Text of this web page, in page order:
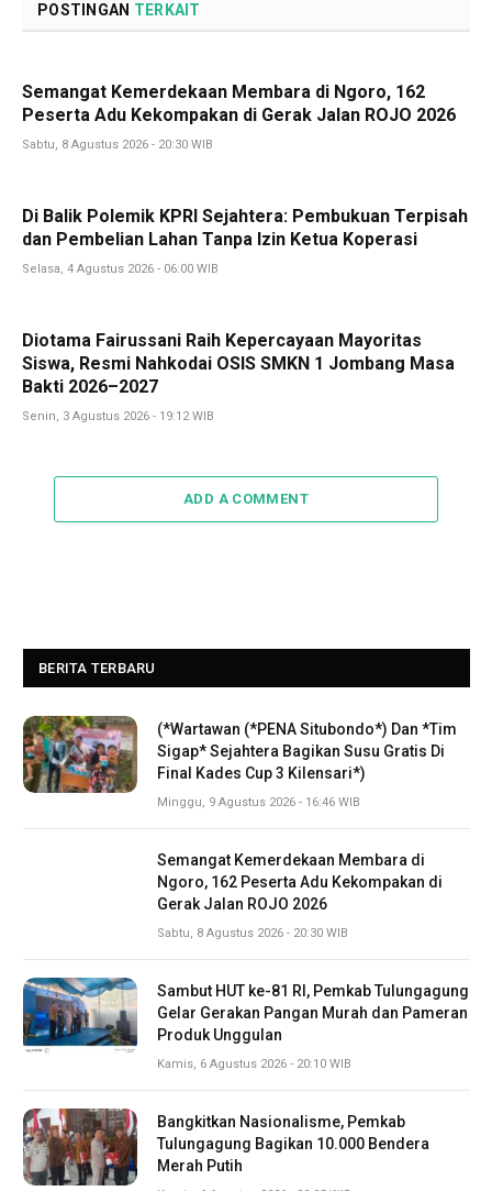
POSTINGAN TERKAIT
Semangat Kemerdekaan Membara di Ngoro, 162
Peserta Adu Kekompakan di Gerak Jalan ROJO 2026
Sabtu, 8 Agustus 2026 - 20:30 WIB
Di Balik Polemik KPRI Sejahtera: Pembukuan Terpisah
dan Pembelian Lahan Tanpa Izin Ketua Koperasi
Selasa, 4 Agustus 2026 - 06:00 WIB
Diotama Fairussani Raih Kepercayaan Mayoritas
Siswa, Resmi Nahkodai OSIS SMKN 1 Jombang Masa
Bakti 2026–2027
Senin, 3 Agustus 2026 - 19:12 WIB
ADD A COMMENT
BERITA TERBARU
(*Wartawan (*PENA Situbondo*) Dan *Tim
Sigap* Sejahtera Bagikan Susu Gratis Di
Final Kades Cup 3 Kilensari*)
Minggu, 9 Agustus 2026 - 16:46 WIB
Semangat Kemerdekaan Membara di
Ngoro, 162 Peserta Adu Kekompakan di
Gerak Jalan ROJO 2026
Sabtu, 8 Agustus 2026 - 20:30 WIB
Sambut HUT ke-81 RI, Pemkab Tulungagung
Gelar Gerakan Pangan Murah dan Pameran
Produk Unggulan
Kamis, 6 Agustus 2026 - 20:10 WIB
Bangkitkan Nasionalisme, Pemkab
Tulungagung Bagikan 10.000 Bendera
Merah Putih